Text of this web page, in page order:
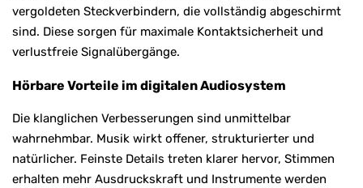
vergoldeten Steckverbindern, die vollständig abgeschirmt
sind. Diese sorgen für maximale Kontaktsicherheit und
verlustfreie Signalübergänge.
Hörbare Vorteile im digitalen Audiosystem
Die klanglichen Verbesserungen sind unmittelbar
wahrnehmbar. Musik wirkt offener, strukturierter und
natürlicher. Feinste Details treten klarer hervor, Stimmen
erhalten mehr Ausdruckskraft und Instrumente werden